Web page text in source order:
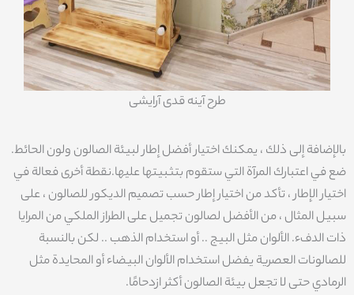
طرح آینه قدی آرایشی
بالإضافة إلى ذلك ، يمكنك اختيار أفضل إطار لبيئة الصالون ولون الحائط.
ضع في اعتبارك المرآة التي ستقوم بتثبيتها عليها.نقطة أخرى فعالة في
اختيار الإطار ، تأكد من اختيار إطار حسب تصميم الديكور للصالون ، على
سبيل المثال ، من الأفضل لصالون تجميل على الطراز الملكي من المرايا
ذات الدفء. الألوان مثل البيج .. أو استخدام الذهب .. لكن بالنسبة
للصالونات العصرية يفضل استخدام الألوان البيضاء أو المحايدة مثل
الرمادي حتى لا تجعل بيئة الصالون أكثر ازدحامًا.